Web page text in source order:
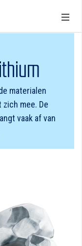
materialen
mee. De
vaak af van